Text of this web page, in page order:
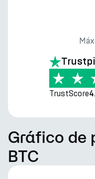
TrustScore
Gráfico de
BTC